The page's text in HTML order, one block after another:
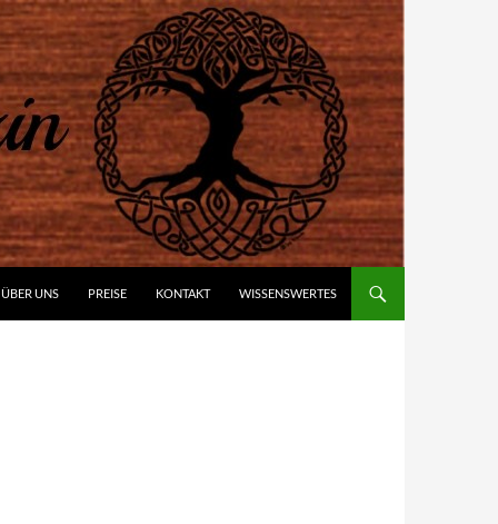
ÜBER UNS PREISE KONTAKT WISSENSWERTES